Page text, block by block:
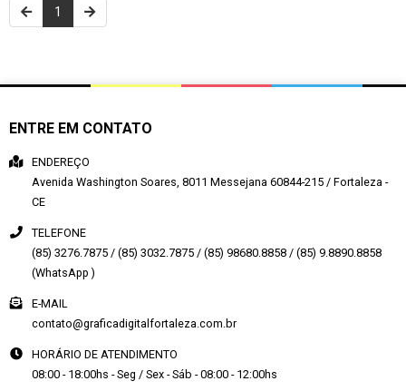
1
ENTRE EM CONTATO
ENDEREÇO
Avenida Washington Soares, 8011 Messejana 60844-215 / Fortaleza -
CE
TELEFONE
(85) 3276.7875 / (85) 3032.7875 / (85) 98680.8858 / (85) 9.8890.8858
(WhatsApp )
E-MAIL
contato@graficadigitalfortaleza.com.br
HORÁRIO DE ATENDIMENTO
08:00 - 18:00hs - Seg / Sex - Sáb - 08:00 - 12:00hs